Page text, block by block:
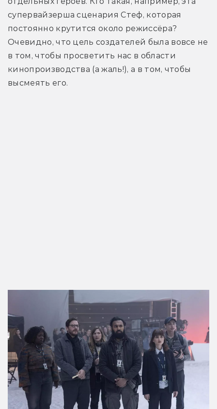
супервайзерша сценария Стеф, которая
постоянно крутится около режиссёра?
Очевидно, что цель создателей была вовсе не
в том, чтобы просветить нас в области
кинопроизводства (а жаль!), а в том, чтобы
высмеять его.